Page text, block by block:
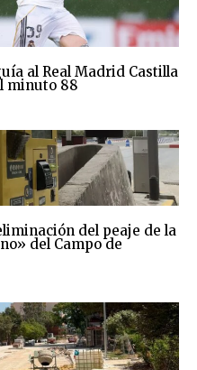
al Real Madrid Castilla
minuto 88
del peaje de la
del Campo de